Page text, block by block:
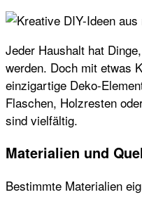
Jeder Haushalt hat
werden. Doch mit etwas
einzigartige Deko-
Flaschen, Holzresten
sind vielfältig.
Materialien und
Bestimmte Materialien